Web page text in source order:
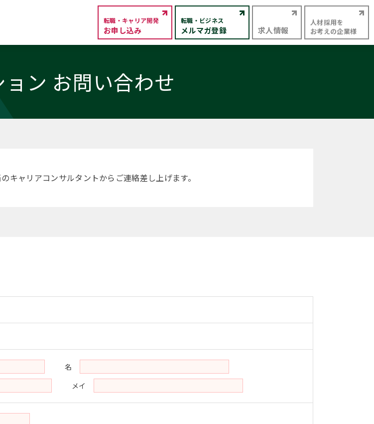
転職・キャリア開発
お申し込み
転職・ビジネス
メルマガ登録 求人情報
人材採用を
お考えの企業様
ン お問い合わせ
キャリアコンサルタントからご連絡差し上げます。
名
メイ